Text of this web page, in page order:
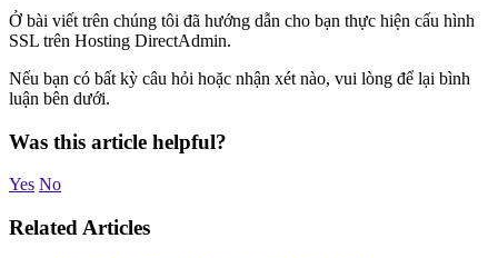
Ở bài viết trên chúng tôi đã hướng dẫn cho bạn thực hiện cấu hình
SSL trên Hosting DirectAdmin.
Nếu bạn có bất kỳ câu hỏi hoặc nhận xét nào, vui lòng để lại bình
luận bên dưới.
Was this article helpful?
Yes No
Related Articles